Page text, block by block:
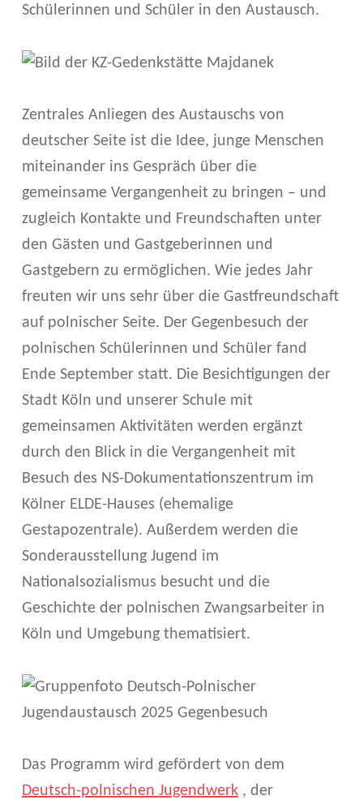
Schülerinnen und Schüler in den Austausch.
Zentrales Anliegen des Austauschs von
deutscher Seite ist die Idee, junge Menschen
miteinander ins Gespräch über die
gemeinsame Vergangenheit zu bringen – und
zugleich Kontakte und Freundschaften unter
den Gästen und Gastgeberinnen und
Gastgebern zu ermöglichen. Wie jedes Jahr
freuten wir uns sehr über die Gastfreundschaft
auf polnischer Seite. Der Gegenbesuch der
polnischen Schülerinnen und Schüler fand
Ende September statt. Die Besichtigungen der
Stadt Köln und unserer Schule mit
gemeinsamen Aktivitäten werden ergänzt
durch den Blick in die Vergangenheit mit
Besuch des NS-Dokumentationszentrum im
Kölner ELDE-Hauses (ehemalige
Gestapozentrale). Außerdem werden die
Sonderausstellung Jugend im
Nationalsozialismus besucht und die
Geschichte der polnischen Zwangsarbeiter in
Köln und Umgebung thematisiert.
Das Programm wird gefördert von dem
Deutsch-polnischen Jugendwerk, der